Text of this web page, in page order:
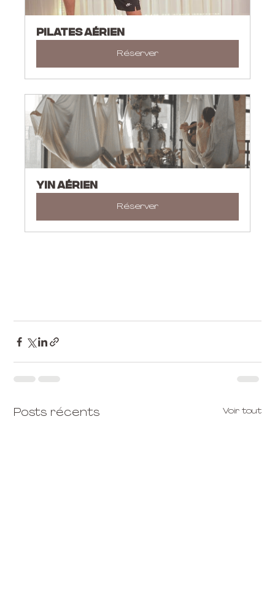
PILATES AÉRIEN
Réserver
YIN AÉRIEN
Réserver
Posts récents Voir tout